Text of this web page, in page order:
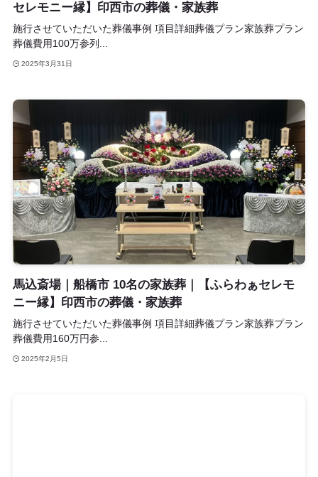
セレモニー縁】印西市の葬儀・家族葬
施行させていただいた葬儀事例 項目詳細葬儀プラン家族葬プラン
葬儀費用100万参列...
2025年3月31日
馬込斎場｜船橋市 10名の家族葬｜【ふらわぁセレモ
ニー縁】印西市の葬儀・家族葬
施行させていただいた葬儀事例 項目詳細葬儀プラン家族葬プラン
葬儀費用160万円参...
2025年2月5日